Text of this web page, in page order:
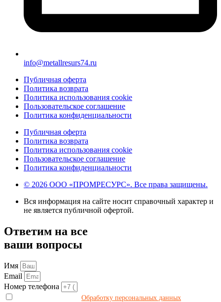
info@metallresurs74.ru
Публичная оферта
Политика возврата
Политика использования cookie
Пользовательское соглашение
Политика конфиденциальности
Публичная оферта
Политика возврата
Политика использования cookie
Пользовательское соглашение
Политика конфиденциальности
© 2026 ООО «ПРОМРЕСУРС». Все права защищены.
Вся информация на сайте носит справочный характер и
не является публичной офертой.
Ответим на все
ваши вопросы
Имя
Email
Номер телефона
Обработку персональных данных